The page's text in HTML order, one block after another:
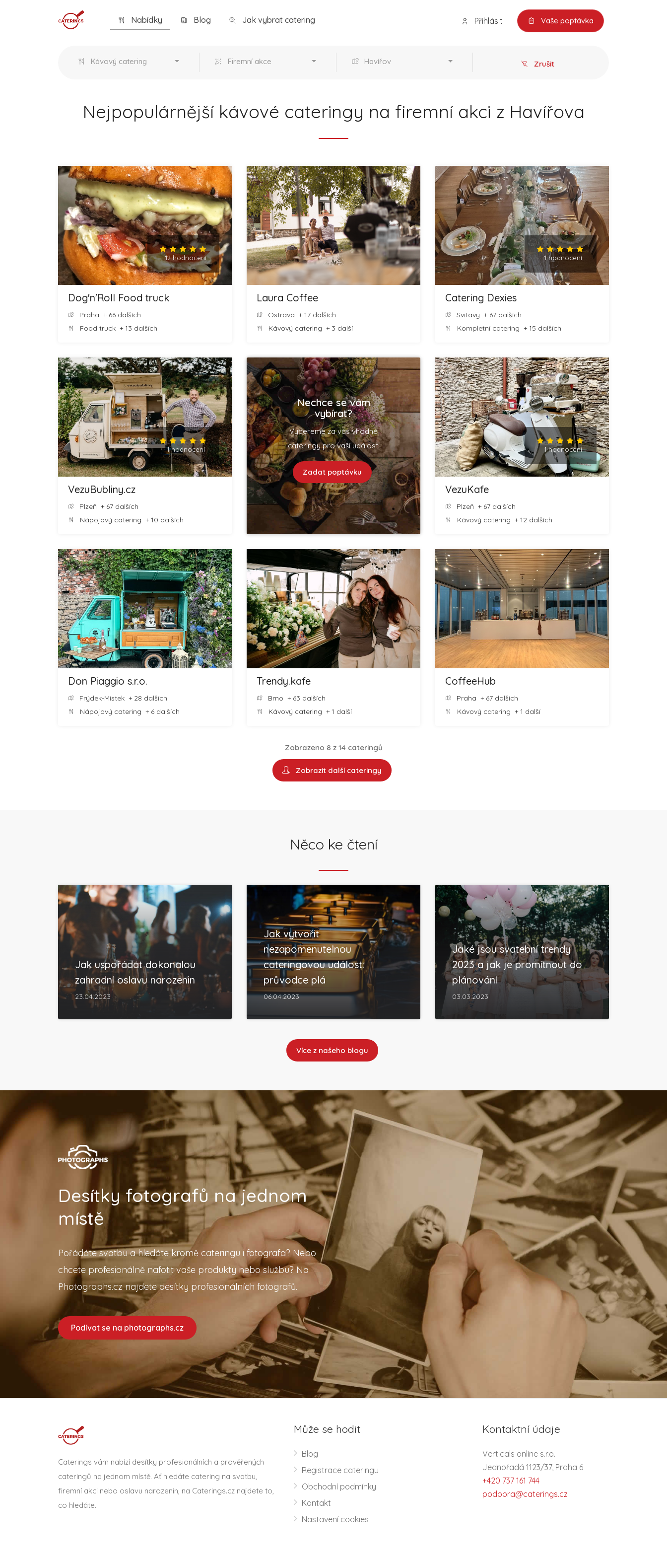
Nabídky Blog Jak vybrat catering Přihlásit Vaše poptávka
Kávový catering Firemní akce Havířov Zrušit
Nejpopulárnější kávové cateringy na firemní akci z Havířova
12 hodnocení
Dog'n'Roll Food truck
Praha + 66 dalších
Food truck + 13 dalších
Laura Coffee
Ostrava + 17 dalších
Kávový catering + 3 další
1 hodnocení
Catering Dexies
Svitavy + 67 dalších
Kompletní catering + 15 dalších
1 hodnocení
VezuBubliny.cz
Plzeň + 67 dalších
Nápojový catering + 10 dalších
Nechce se vám
vybírat?
Vybereme za vás vhodné
cateringy pro vaší událost.
Zadat poptávku
1 hodnocení
VezuKafe
Plzeň + 67 dalších
Kávový catering + 12 dalších
Don Piaggio s.r.o.
Frýdek-Místek + 28 dalších
Nápojový catering + 6 dalších
Trendy.kafe
Brno + 63 dalších
Kávový catering + 1 další
CoffeeHub
Praha + 67 dalších
Kávový catering + 1 další
Zobrazeno 8 z 14 cateringů
Zobrazit další cateringy
Něco ke čtení
Jak uspořádat dokonalou
zahradní oslavu narozenin
23.04.2023
Jak vytvořit
nezapomenutelnou
cateringovou událost:
průvodce plá
06.04.2023
Jaké jsou svatební trendy
2023 a jak je promítnout do
plánování
03.03.2023
Více z našeho blogu
Desítky fotografů na jednom
místě
Pořádáte svatbu a hledáte kromě cateringu i fotografa? Nebo
chcete profesionálně nafotit vaše produkty nebo službu? Na
Photographs.cz najdete desítky profesionálních fotografů.
Podívat se na photographs.cz
Caterings vám nabízí desítky profesionálních a prověřených
cateringů na jednom místě. Ať hledáte catering na svatbu,
firemní akci nebo oslavu narozenin, na Caterings.cz najdete to,
co hledáte.
Může se hodit
Blog
Registrace cateringu
Obchodní podmínky
Kontakt
Nastavení cookies
Kontaktní údaje
Verticals online s.r.o.
Jednořadá 1123/37, Praha 6
+420 737 161 744
podpora@caterings.cz